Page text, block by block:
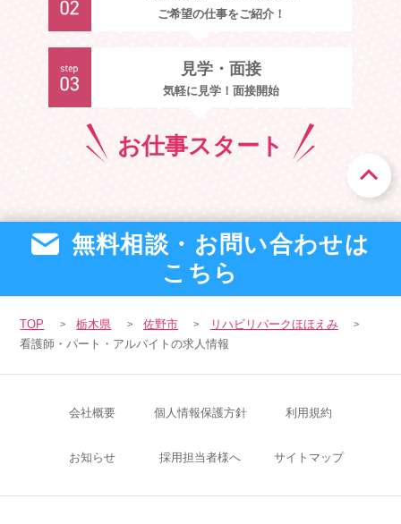
ご希望の仕事をご紹介！
見学・面接
気軽に見学！面接開始
お仕事スタート
無料相談・お問い合わせは
こちら
TOP 栃木県 佐野市
リハビリパークほほえみ
看護師・パート・アルバイトの求人情報
会社概要 個人情報保護方針 利用規約
お知らせ 採用担当者様へ サイトマップ